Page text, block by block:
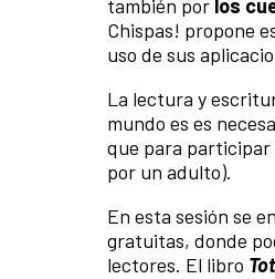
también por los
Chispas! propone
uso de sus
La lectura y
mundo es es
que para participar
por un adulto).
En esta sesión se
gratuitas, donde
lectores. El libro